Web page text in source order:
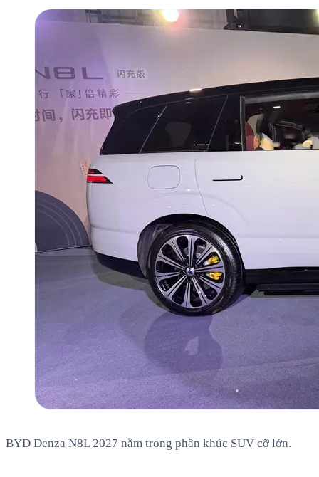
BYD Denza N8L 2027 nằm trong phân khúc SUV cỡ lớn.